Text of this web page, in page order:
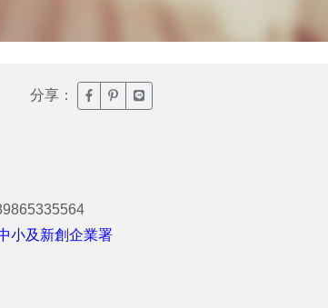
分享： 臉書分享(另開新視窗)
噗浪分享(另開新視窗)
Line分享(另開新視窗)
小及新創企業署